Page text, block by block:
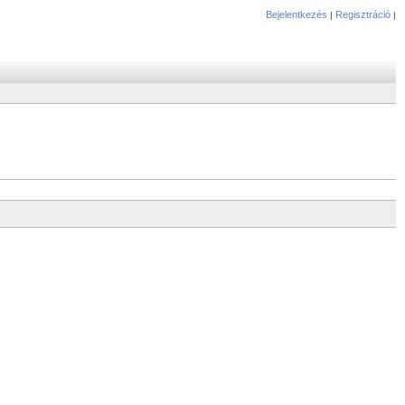
Bejelentkezés | Regisztráció |